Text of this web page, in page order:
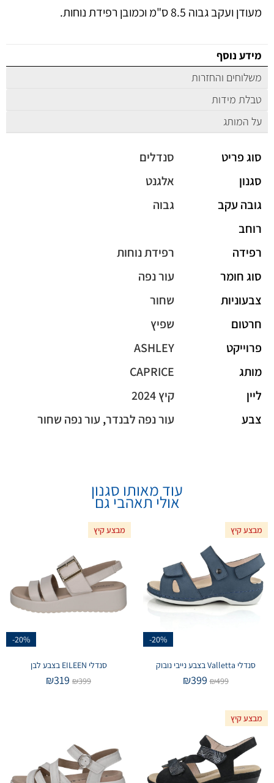
מעודן ועקב גבוה 8.5 ס"מ וכמובן רפידת נוחות.
מידע נוסף
משלוחים והחזרות
טבלת מידות
על המותג
סוג פריט
סנדלים
סגנון
אלגנט
גובה עקב
גבוה
רוחב
רפידה
רפידת נוחות
סוג חומר
עור נפה
צבעוניות
שחור
חרטום
שפיץ
פרוייקט
ASHLEY
מותג
CAPRICE
ליין
קיץ 2024
צבע
עור נפה לבנדר, עור נפה שחור
עוד מאותו סגנון
אולי תאהבי גם
מבצע קיץ
-20%
סנדלי Valletta בצבע נייבי נובוק
₪499
₪399
מבצע קיץ
-20%
סנדלי EILEEN בצבע לבן
₪399
₪319
מבצע קיץ